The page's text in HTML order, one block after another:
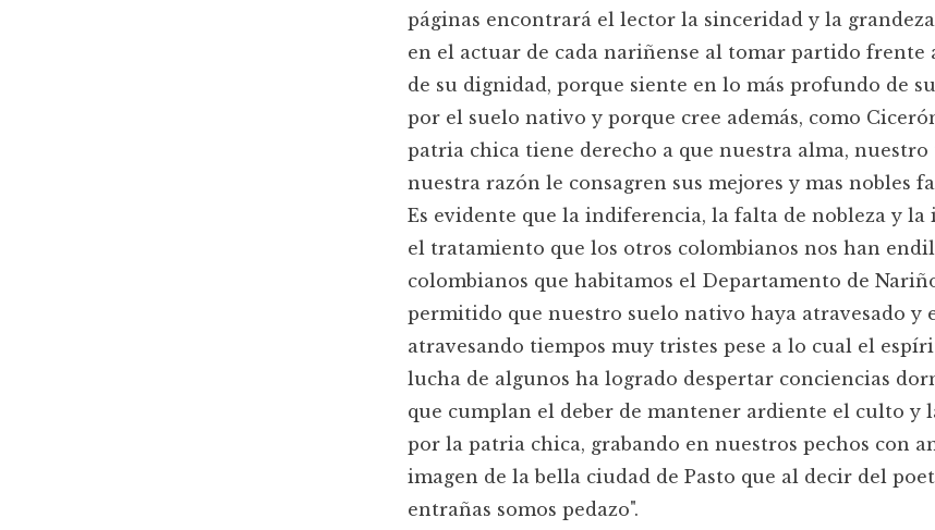
páginas encontrará el lector la sinceridad y la
en el actuar de cada nariñense al tomar partido frente
de su dignidad, porque siente en lo más profundo de
por el suelo nativo y porque cree además, como
patria chica tiene derecho a que nuestra alma,
nuestra razón le consagren sus mejores y mas nobles
Es evidente que la indiferencia, la falta de nobleza y la
el tratamiento que los otros colombianos nos han
colombianos que habitamos el Departamento de
permitido que nuestro suelo nativo haya atravesado y
atravesando tiempos muy tristes pese a lo cual el
lucha de algunos ha logrado despertar conciencias
que cumplan el deber de mantener ardiente el culto y
por la patria chica, grabando en nuestros pechos con
imagen de la bella ciudad de Pasto que al decir del
entrañas somos pedazo".